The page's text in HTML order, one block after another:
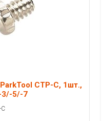
CTP-C, 1шт.,
3/-5/-7